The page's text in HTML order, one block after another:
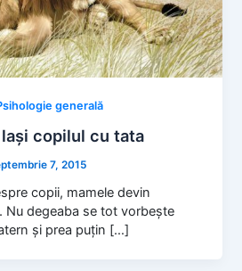
generală
copilul cu tata
7, 2015
copii, mamele devin
Nu degeaba se tot vorbește
și prea puțin […]